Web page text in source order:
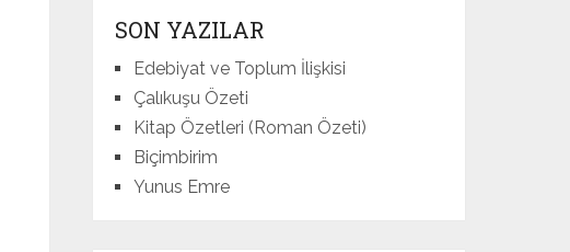
SON YAZILAR
Edebiyat ve Toplum İlişkisi
Çalıkuşu Özeti
Kitap Özetleri (Roman Özeti)
Biçimbirim
Yunus Emre